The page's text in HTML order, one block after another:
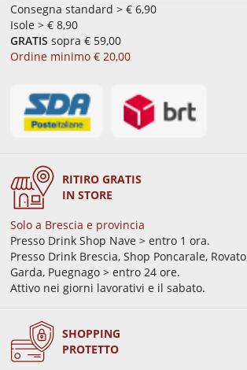
Consegna standard > € 6,90
Isole > € 8,90
GRATIS sopra € 59,00
Ordine minimo € 20,00
RITIRO GRATIS
IN STORE
Solo a Brescia e provincia
Presso Drink Shop Nave > entro 1 ora.
Presso Drink Brescia, Shop Poncarale,
Garda, Puegnago > entro 24 ore.
Attivo nei giorni lavorativi e il sabato.
SHOPPING
PROTETTO